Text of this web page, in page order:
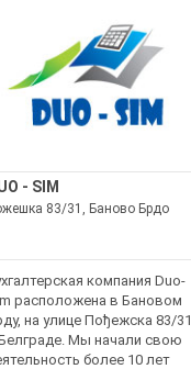
- SIM
83/31, Баново Брдо
компания Duo-
расположена в Бановом
на улице Пођежска 83/31
Мы начали свою
более 10 лет